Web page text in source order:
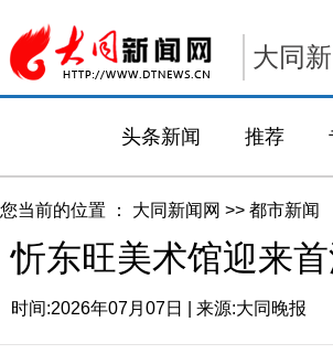
大同
头条新闻 推荐
您当前的位置 ： 大同新闻网 >> 都市新闻
忻东旺美术馆迎来
时间:2026年07月07日 | 来源:大同晚报